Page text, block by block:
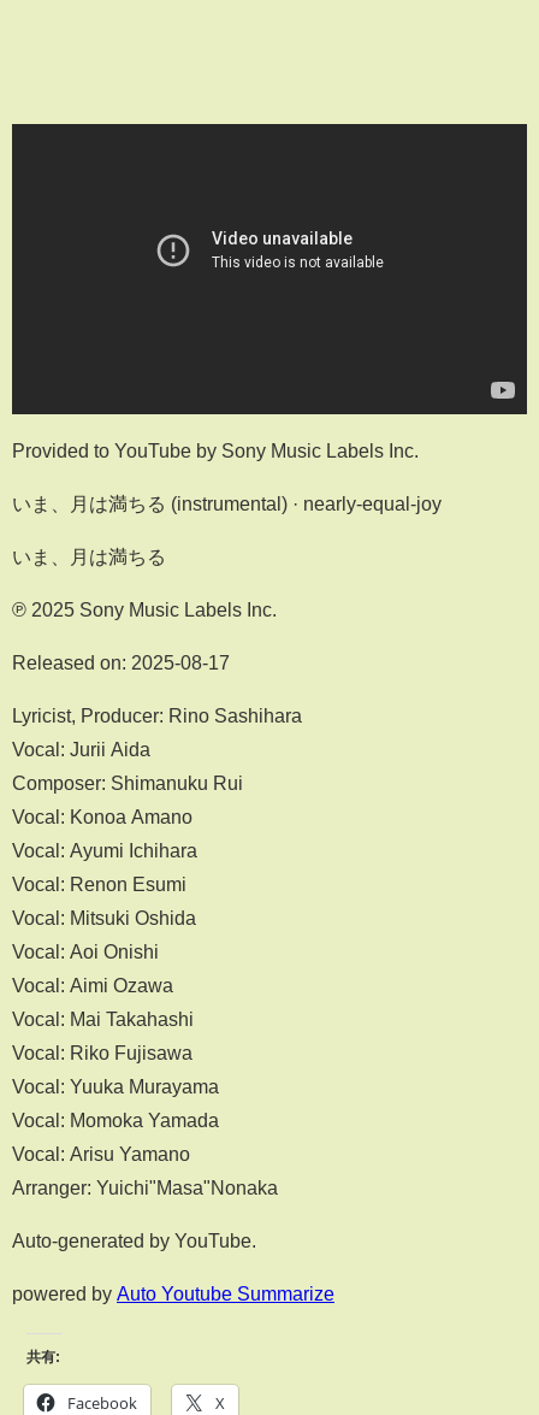
Provided to YouTube by Sony Music Labels Inc.
いま、月は満ちる (instrumental) · nearly-equal-joy
いま、月は満ちる
℗ 2025 Sony Music Labels Inc.
Released on: 2025-08-17
Lyricist, Producer: Rino Sashihara
Vocal: Jurii Aida
Composer: Shimanuku Rui
Vocal: Konoa Amano
Vocal: Ayumi Ichihara
Vocal: Renon Esumi
Vocal: Mitsuki Oshida
Vocal: Aoi Onishi
Vocal: Aimi Ozawa
Vocal: Mai Takahashi
Vocal: Riko Fujisawa
Vocal: Yuuka Murayama
Vocal: Momoka Yamada
Vocal: Arisu Yamano
Arranger: Yuichi"Masa"Nonaka
Auto-generated by YouTube.
powered by Auto Youtube Summarize
共有:
Facebook X